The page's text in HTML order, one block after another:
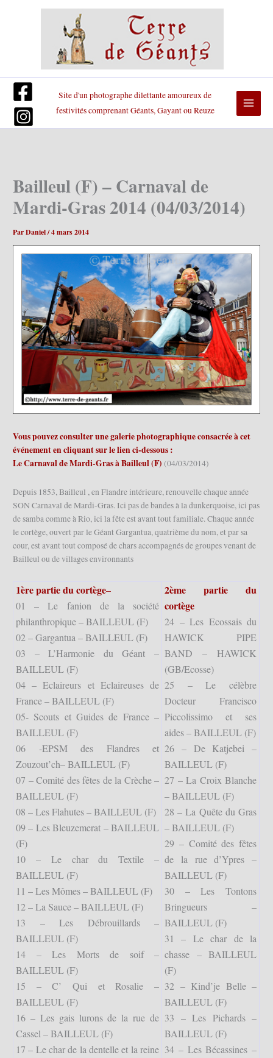
Site d'un photographe dilettante amoureux de
festivités comprenant Géants, Gayant ou Reuze
Bailleul (F) – Carnaval de
Mardi-Gras 2014 (04/03/2014)
ParDaniel/4 mars 2014
Vous pouvez consulter une galerie photographique consacrée à cet
événement en cliquant sur le lien ci-dessous :
Le Carnaval de Mardi-Gras à Bailleul (F) (04/03/2014)
Depuis 1853, Bailleul , en Flandre intérieure, renouvelle chaque année
SON Carnaval de Mardi-Gras. Ici pas de bandes à la dunkerquoise, ici pas
de samba comme à Rio, ici la fête est avant tout familiale. Chaque année
le cortège, ouvert par le Géant Gargantua, quatrième du nom, et par sa
cour, est avant tout composé de chars accompagnés de groupes venant de
Bailleul ou de villages environnants
1ère partie du cortège–
01 – Le fanion de la société
philanthropique – BAILLEUL (F)
02 – Gargantua – BAILLEUL (F)
03 – L’Harmonie du Géant –
BAILLEUL (F)
04 – Eclaireurs et Eclaireuses de
France – BAILLEUL (F)
05- Scouts et Guides de France –
BAILLEUL (F)
06 -EPSM des Flandres et
Zouzout’ch– BAILLEUL (F)
07 – Comité des fêtes de la Crèche –
BAILLEUL (F)
08 – Les Flahutes – BAILLEUL (F)
09 – Les Bleuzemerat – BAILLEUL
(F)
10 – Le char du Textile –
BAILLEUL (F)
11 – Les Mômes – BAILLEUL (F)
12 – La Sauce – BAILLEUL (F)
13 – Les Débrouillards –
BAILLEUL (F)
14 – Les Morts de soif –
BAILLEUL (F)
15 – C’ Qui et Rosalie –
BAILLEUL (F)
16 – Les gais lurons de la rue de
Cassel – BAILLEUL (F)
17 – Le char de la dentelle et la reine
2ème partie du
cortège
24 – Les Ecossais du
HAWICK PIPE
BAND – HAWICK
(GB/Ecosse)
25 – Le célèbre
Docteur Francisco
Piccolissimo et ses
aides – BAILLEUL (F)
26 – De Katjebei –
BAILLEUL (F)
27 – La Croix Blanche
– BAILLEUL (F)
28 – La Quête du Gras
– BAILLEUL (F)
29 – Comité des fêtes
de la rue d’Ypres –
BAILLEUL (F)
30 – Les Tontons
Bringueurs –
BAILLEUL (F)
31 – Le char de la
chasse – BAILLEUL
(F)
32 – Kind’je Belle –
BAILLEUL (F)
33 – Les Pichards –
BAILLEUL (F)
34 – Les Bécassines –